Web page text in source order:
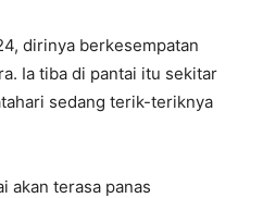
dirinya berkesempatan
Ia tiba di pantai itu sekitar
sedang terik-teriknya
akan terasa panas